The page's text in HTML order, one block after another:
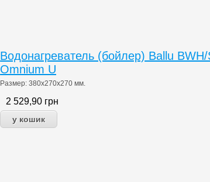
Водонагреватель (бойлер) Ballu
Omnium U
Размер: 380х270х270 мм.
2 529,90 грн